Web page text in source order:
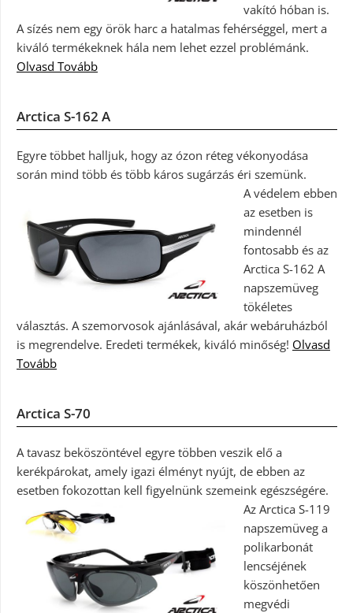
vakító hóban is.
A sízés nem egy örök harc a hatalmas fehérséggel, mert a
kiváló termékeknek hála nem lehet ezzel problémánk.
Olvasd Tovább
Arctica S-162 A
Egyre többet halljuk, hogy az ózon réteg vékonyodása
során mind több és több káros sugárzás éri szemünk.
A védelem ebben
az esetben is
mindennél
fontosabb és az
Arctica S-162 A
napszemüveg
tökéletes
választás. A szemorvosok ajánlásával, akár webáruházból
is megrendelve. Eredeti termékek, kiváló minőség! Olvasd
Tovább
Arctica S-70
A tavasz beköszöntével egyre többen veszik elő a
kerékpárokat, amely igazi élményt nyújt, de ebben az
esetben fokozottan kell figyelnünk szemeink egészségére.
Az Arctica S-119
napszemüveg a
polikarbonát
lencséjének
köszönhetően
megvédi